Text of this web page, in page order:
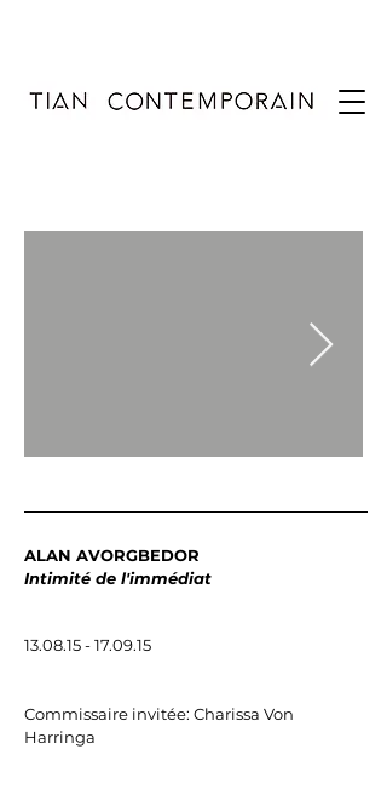
photo: Ash Zing
ALAN AVORGBEDOR
Intimité de l'immédiat
13.08.15 - 17.09.15
Commissaire invitée: Charissa Von
Harringa